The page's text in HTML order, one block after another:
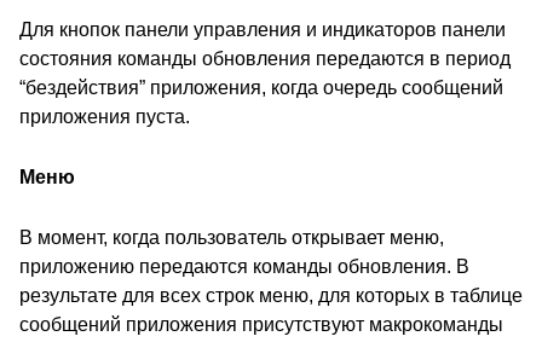
Для кнопок панели управления и индикаторов панели
состояния команды обновления передаются в период
“бездействия” приложения, когда очередь сообщений
приложения пуста.
Меню
В момент, когда пользователь открывает меню,
приложению передаются команды обновления. В
результате для всех строк меню, для которых в таблице
сообщений приложения присутствуют макрокоманды